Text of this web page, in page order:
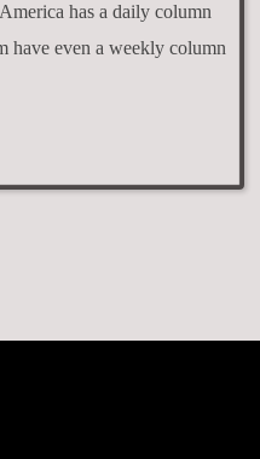
has a daily column
have even a weekly column